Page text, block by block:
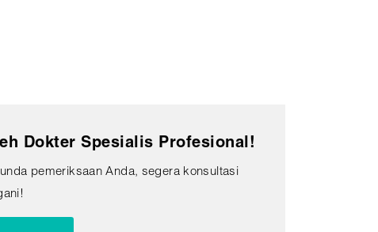
Dokter Spesialis Profesional!
pemeriksaan Anda, segera konsultasi